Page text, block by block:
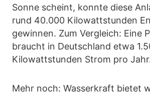
Sonne scheint, konnte diese
rund 40.000 Kilowattstunden
gewinnen. Zum Vergleich: Eine
braucht in Deutschland etwa
Kilowattstunden Strom pro
Mehr noch: Wasserkraft bietet